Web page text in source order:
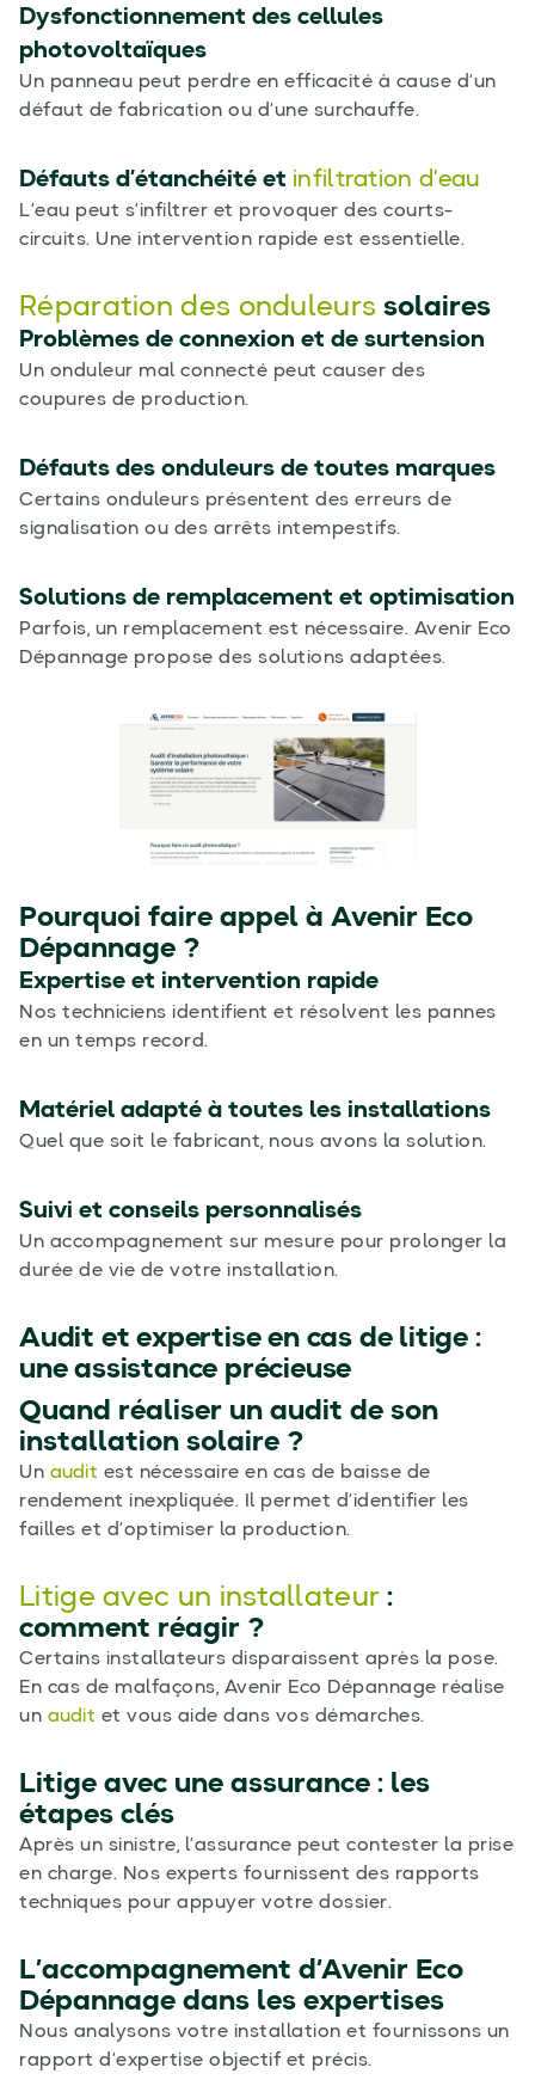
Dysfonctionnement des cellules
photovoltaïques
Un panneau peut perdre en efficacité à cause d’un
défaut de fabrication ou d’une surchauffe.
Défauts d’étanchéité et infiltration d’eau
L’eau peut s’infiltrer et provoquer des courts-
circuits. Une intervention rapide est essentielle.
Réparation des onduleurs solaires
Problèmes de connexion et de surtension
Un onduleur mal connecté peut causer des
coupures de production.
Défauts des onduleurs de toutes marques
Certains onduleurs présentent des erreurs de
signalisation ou des arrêts intempestifs.
Solutions de remplacement et optimisation
Parfois, un remplacement est nécessaire. Avenir Eco
Dépannage propose des solutions adaptées.
Pourquoi faire appel à Avenir Eco
Dépannage ?
Expertise et intervention rapide
Nos techniciens identifient et résolvent les pannes
en un temps record.
Matériel adapté à toutes les installations
Quel que soit le fabricant, nous avons la solution.
Suivi et conseils personnalisés
Un accompagnement sur mesure pour prolonger la
durée de vie de votre installation.
Audit et expertise en cas de litige :
une assistance précieuse
Quand réaliser un audit de son
installation solaire ?
Un audit est nécessaire en cas de baisse de
rendement inexpliquée. Il permet d’identifier les
failles et d’optimiser la production.
Litige avec un installateur:
comment réagir ?
Certains installateurs disparaissent après la pose.
En cas de malfaçons, Avenir Eco Dépannage réalise
un audit et vous aide dans vos démarches.
Litige avec une assurance : les
étapes clés
Après un sinistre, l’assurance peut contester la prise
en charge. Nos experts fournissent des rapports
techniques pour appuyer votre dossier.
L’accompagnement d’Avenir Eco
Dépannage dans les expertises
Nous analysons votre installation et fournissons un
rapport d’expertise objectif et précis.